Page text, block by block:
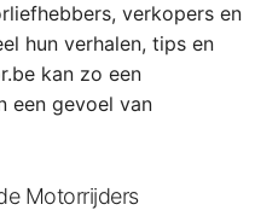
verkopers en
hun verhalen, tips en
kan zo een
een gevoel van
Motorrijders